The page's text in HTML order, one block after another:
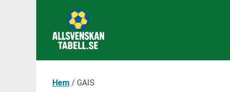
Hem / GAIS